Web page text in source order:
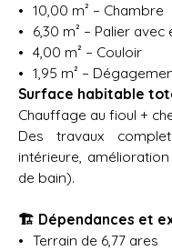
10,00 m² – Chambre
6,30 m² – Palier
4,00 m² – Couloir
1,95 m² –
Surface habitable
Chauffage au fioul +
Des travaux
intérieure,
de bain).
🏗️ Dépendances et
Terrain de 6,77 ares